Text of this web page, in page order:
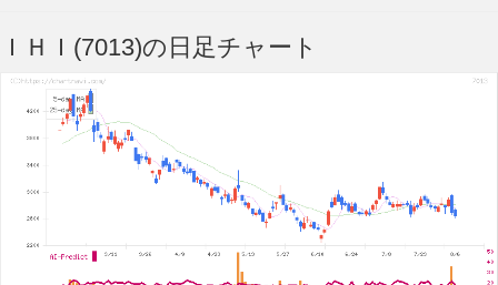
ＩＨＩ(7013)の日足チャート